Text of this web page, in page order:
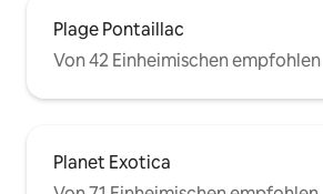
Plage Pontaillac
Von 42 Einheimischen empfohlen
Planet Exotica